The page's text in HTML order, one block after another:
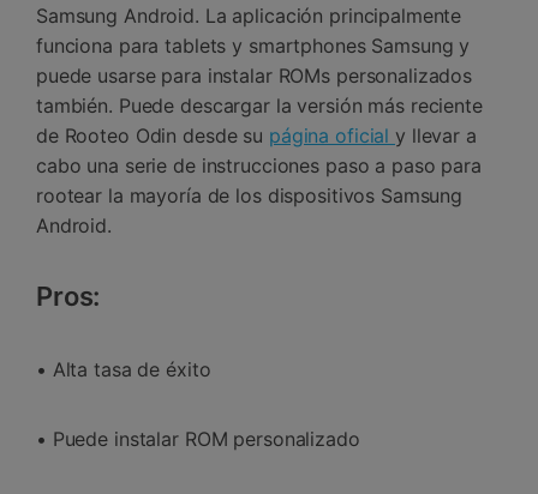
Samsung Android. La aplicación principalmente
funciona para tablets y smartphones Samsung y
puede usarse para instalar ROMs personalizados
también. Puede descargar la versión más reciente
de Rooteo Odin desde su página oficial y llevar a
cabo una serie de instrucciones paso a paso para
rootear la mayoría de los dispositivos Samsung
Android.
Pros:
• Alta tasa de éxito
• Puede instalar ROM personalizado